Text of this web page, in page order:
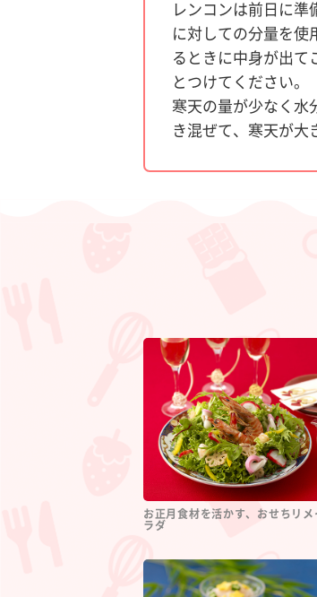
レンコンは前日に
に対しての分量を使
るときに中身が出て
とつけてください。
寒天の量が少なく水
き混ぜて、寒天が大
お正月食材を活かす、おせちリメ
ラダ